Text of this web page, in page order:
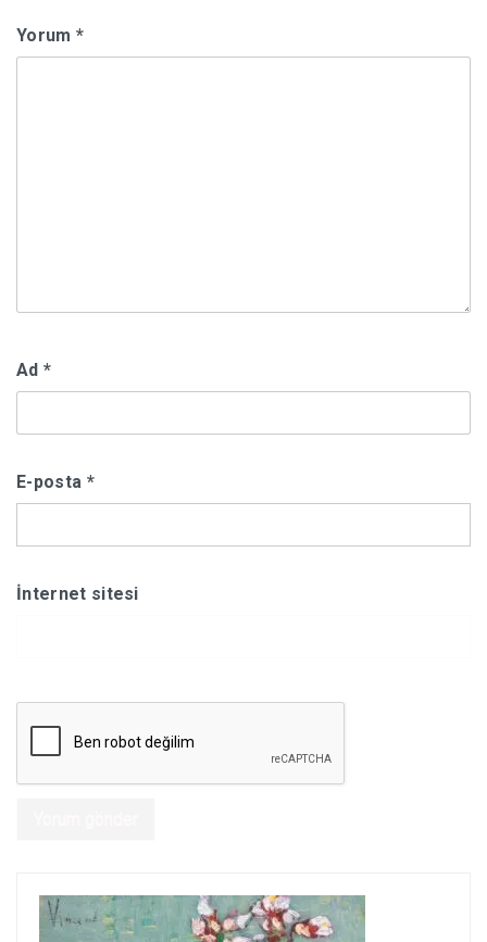
Yorum *
Ad *
E-posta *
İnternet sitesi